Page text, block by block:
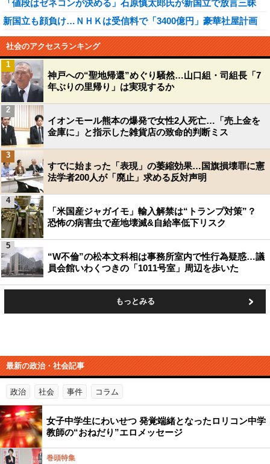
「値段はゼネコンが決める」石原慎太郎氏が新国立で放言三昧
新国立も顔負け…ＮＨＫは受信料で「3400億円」豪華社屋計画
社会のアクセスランキング
神戸への“聖地帰還”めぐり騒然…山口組・司組長「7
年ぶりの里帰り」は実現するか
1
イオンモール熊本の爆発で女性2人死亡…「売上金を
金庫に」と指示した雑貨店の致命的判断ミス
2
すでに始まった「表現」の萎縮効果…国旗損壊罪に憲
法学者200人が「廃止」求める反対声明
3
「米国産ジャガイモ」輸入解禁は“トランプ対策”？
恐怖の病害虫で産地壊滅&自給率低下リスク
4
“W不倫”の松本文科相は事務所室内で性行為疑惑…議
員会館いわくつきの「1011号室」周辺を歩いた
5
もっとみる
最新の政治・社会記事
政治 社会 事件 コラム
女子中学生にわいせつ 発覚端緒となったロリコン中学
教師の“おねだり”エロメッセージ
巻頭特集